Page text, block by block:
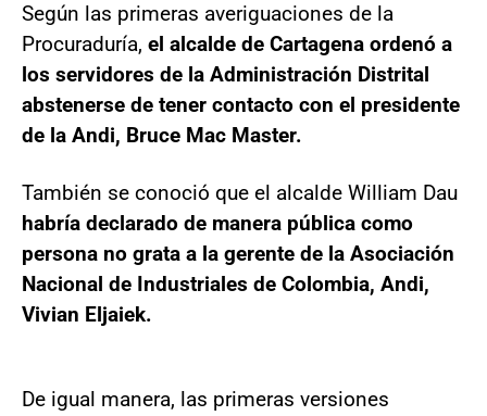
Según las primeras averiguaciones de la
Procuraduría, el alcalde de Cartagena ordenó a
los servidores de la Administración Distrital
abstenerse de tener contacto con el presidente
de la Andi, Bruce Mac Master.
También se conoció que el alcalde William Dau
habría declarado de manera pública como
persona no grata a la gerente de la Asociación
Nacional de Industriales de Colombia, Andi,
Vivian Eljaiek.
De igual manera, las primeras versiones